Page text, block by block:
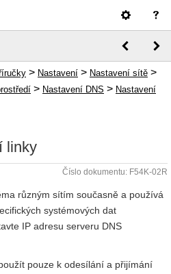
> Nastavení > Nastavení sítě >
> Nastavení DNS > Nastavení
linky
Číslo dokumentu: F54K-02R
různým sítím současně a používá
systémových dat
IP adresu serveru DNS
pouze k odesílání a přijímání